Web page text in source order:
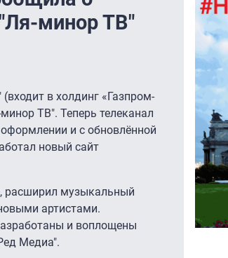
минор ТВ"
в холдинг «Газпром-
ТВ". Теперь телеканал
и с обновлённой
новый сайт
расширил музыкальный
артистами.
и воплощены
Медиа".